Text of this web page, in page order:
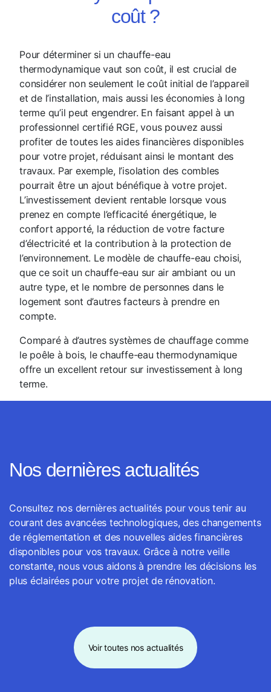
coût ?
Pour déterminer si un chauffe-eau
thermodynamique vaut son coût, il est crucial de
considérer non seulement le coût initial de l’appareil
et de l’installation, mais aussi les économies à long
terme qu’il peut engendrer. En faisant appel à un
professionnel certifié RGE, vous pouvez aussi
profiter de toutes les aides financières disponibles
pour votre projet, réduisant ainsi le montant des
travaux. Par exemple, l’isolation des combles
pourrait être un ajout bénéfique à votre projet.
L’investissement devient rentable lorsque vous
prenez en compte l’efficacité énergétique, le
confort apporté, la réduction de votre facture
d’électricité et la contribution à la protection de
l’environnement. Le modèle de chauffe-eau choisi,
que ce soit un chauffe-eau sur air ambiant ou un
autre type, et le nombre de personnes dans le
logement sont d’autres facteurs à prendre en
compte.
Comparé à d’autres systèmes de chauffage comme
le poêle à bois, le chauffe-eau thermodynamique
offre un excellent retour sur investissement à long
terme.
Nos dernières actualités
Consultez nos dernières actualités pour vous tenir au
courant des avancées technologiques, des changements
de réglementation et des nouvelles aides financières
disponibles pour vos travaux. Grâce à notre veille
constante, nous vous aidons à prendre les décisions les
plus éclairées pour votre projet de rénovation.
Voir toutes nos actualités